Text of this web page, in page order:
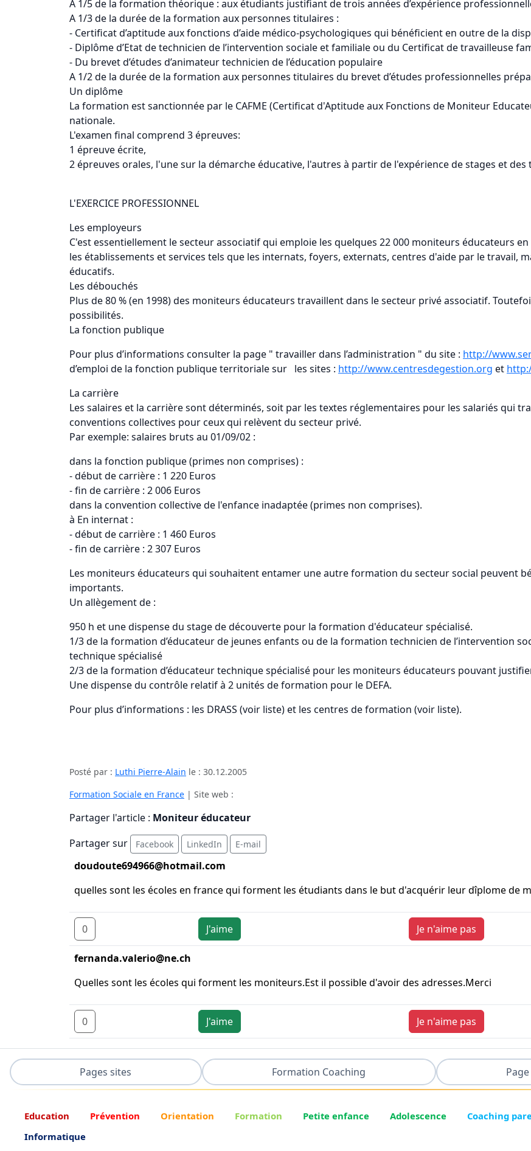
A 1/5 de la formation théorique : aux étudiants justifiant de trois années d’expérience
A 1/3 de la durée de la formation aux personnes titulaires :
- Certificat d’aptitude aux fonctions d’aide médico-psychologiques qui bénéficient en outre de la
- Diplôme d’Etat de technicien de l’intervention sociale et familiale ou du Certificat de travailleuse
- Du brevet d’études d’animateur technicien de l’éducation populaire
A 1/2 de la durée de la formation aux personnes titulaires du brevet d’études professionnelles
Un diplôme
La formation est sanctionnée par le CAFME (Certificat d'Aptitude aux Fonctions de Moniteur
nationale.
L'examen final comprend 3 épreuves:
1 épreuve écrite,
2 épreuves orales, l'une sur la démarche éducative, l'autres à partir de l'expérience de stages et
L'EXERCICE PROFESSIONNEL
Les employeurs
C'est essentiellement le secteur associatif qui emploie les quelques 22 000 moniteurs éducateurs
les établissements et services tels que les internats, foyers, externats, centres d'aide par le travail,
éducatifs.
Les débouchés
Plus de 80 % (en 1998) des moniteurs éducateurs travaillent dans le secteur privé associatif.
possibilités.
La fonction publique
Pour plus d’informations consulter la page " travailler dans l’administration " du site : http://
d’emploi de la fonction publique territoriale sur les sites : http://www.centresdegestion.org et
La carrière
Les salaires et la carrière sont déterminés, soit par les textes réglementaires pour les salariés qui
conventions collectives pour ceux qui relèvent du secteur privé.
Par exemple: salaires bruts au 01/09/02 :
dans la fonction publique (primes non comprises) :
- début de carrière : 1 220 Euros
- fin de carrière : 2 006 Euros
dans la convention collective de l'enfance inadaptée (primes non comprises).
à En internat :
- début de carrière : 1 460 Euros
- fin de carrière : 2 307 Euros
Les moniteurs éducateurs qui souhaitent entamer une autre formation du secteur social peuvent
importants.
Un allègement de :
950 h et une dispense du stage de découverte pour la formation d'éducateur spécialisé.
1/3 de la formation d’éducateur de jeunes enfants ou de la formation technicien de l’intervention
technique spécialisé
2/3 de la formation d’éducateur technique spécialisé pour les moniteurs éducateurs pouvant
Une dispense du contrôle relatif à 2 unités de formation pour le DEFA.
Pour plus d’informations : les DRASS (voir liste) et les centres de formation (voir liste).
Posté par : Luthi Pierre-Alain le : 30.12.2005
Formation Sociale en France | Site web :
Partager l'article : Moniteur éducateur
Partager sur
Facebook LinkedIn E-mail
doudoute694966@hotmail.com
quelles sont les écoles en france qui forment les étudiants dans le but d'acquérir leur dîplome de
0 J'aime Je n'aime pas
fernanda.valerio@ne.ch
Quelles sont les écoles qui forment les moniteurs.Est il possible d'avoir des adresses.Merci
0 J'aime Je n'aime pas
Pages sites Formation Coaching
Education Prévention Orientation Formation Petite enfance Adolescence Coaching
Informatique